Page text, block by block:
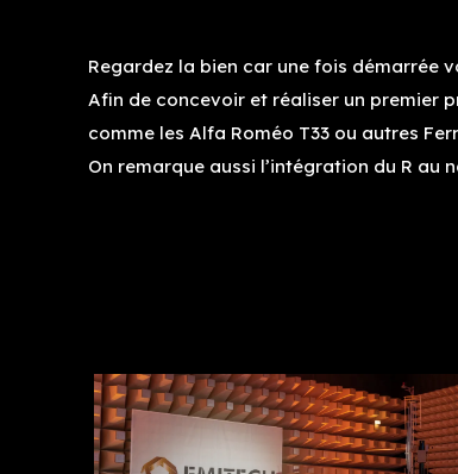
Regardez la bien car une fois démarrée
Afin de concevoir et réaliser un premier
comme les Alfa Roméo T33 ou autres
On remarque aussi l’intégration du R